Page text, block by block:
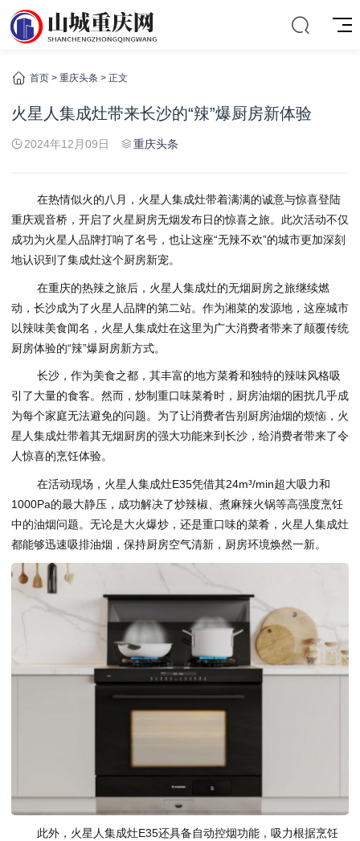
首页 > 重庆头条 > 正文
火星人集成灶带来长沙的“辣”爆厨房新体验
2024年12月09日 重庆头条
在热情似火的八月，火星人集成灶带着满满的诚意与惊喜登陆
重庆观音桥，开启了火星厨房无烟发布日的惊喜之旅。此次活动不仅
成功为火星人品牌打响了名号，也让这座“无辣不欢”的城市更加深刻
地认识到了集成灶这个厨房新宠。
在重庆的热辣之旅后，火星人集成灶的无烟厨房之旅继续燃
动，长沙成为了火星人品牌的第二站。作为湘菜的发源地，这座城市
以辣味美食闻名，火星人集成灶在这里为广大消费者带来了颠覆传统
厨房体验的“辣”爆厨房新方式。
长沙，作为美食之都，其丰富的地方菜肴和独特的辣味风格吸
引了大量的食客。然而，炒制重口味菜肴时，厨房油烟的困扰几乎成
为每个家庭无法避免的问题。为了让消费者告别厨房油烟的烦恼，火
星人集成灶带着其无烟厨房的强大功能来到长沙，给消费者带来了令
人惊喜的烹饪体验。
在活动现场，火星人集成灶E35凭借其24m³/min超大吸力和
1000Pa的最大静压，成功解决了炒辣椒、煮麻辣火锅等高强度烹饪
中的油烟问题。无论是大火爆炒，还是重口味的菜肴，火星人集成灶
都能够迅速吸排油烟，保持厨房空气清新，厨房环境焕然一新。
此外，火星人集成灶E35还具备自动控烟功能，吸力根据烹饪